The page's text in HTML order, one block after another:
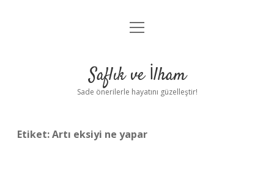
Anasayfa
Yasal Uyarı
menüyü
Saflık ve İlham
Sade önerilerle hayatını güzelleştir!
Etiket:Artı eksiyi ne yapar